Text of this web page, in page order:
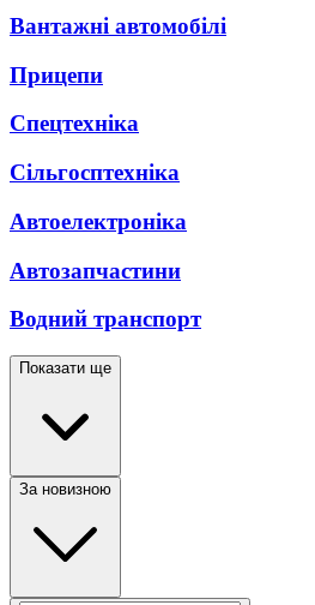
Вантажні автомобілі
Прицепи
Спецтехніка
Сільгосптехніка
Автоелектроніка
Автозапчастини
Водний транспорт
Показати ще
За новизною